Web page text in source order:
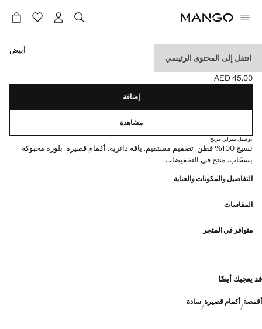
انتقل إلى المحتوى الرئيسي
تيشيرت أساسي بجيب
السعر الحالي [AED 45.00 ]
AED 45.00
حدد اللون
أبيض
إضافة
مشاهدة
توصيل منزلي مريح
نسيج 100% قطن. تصميم مستقيم. ياقة دائرية. أكمام قصيرة. بلوزة محبوكة
بسحّاب. منتج في التخفيضات
التفاصيل والمكونات والعناية
المقاسات
متوافر في المتجر
قد يعجبك أيضًا
أقمصة أكمام قصيرة سادة